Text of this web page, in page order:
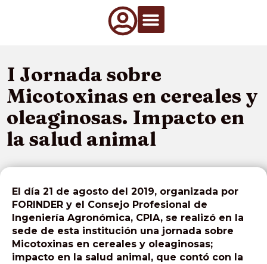
I Jornada sobre
Micotoxinas en cereales y
oleaginosas. Impacto en
la salud animal
El día 21 de agosto del 2019, organizada por
FORINDER y el Consejo Profesional de
Ingeniería Agronómica, CPIA, se realizó en la
sede de esta institución una jornada sobre
Micotoxinas en cereales y oleaginosas;
impacto en la salud animal, que contó con la